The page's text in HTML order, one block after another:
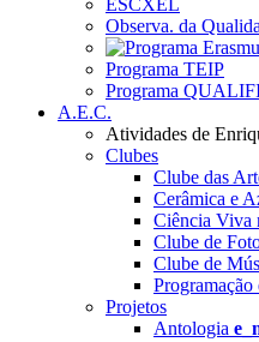
ESCXEL
Observa. da
Programa TEIP
Programa
A.E.C.
Atividades de
Clubes
Clube das
Cerâmica e
Ciência Viva
Clube de
Clube de
Programação
Projetos
Antologia